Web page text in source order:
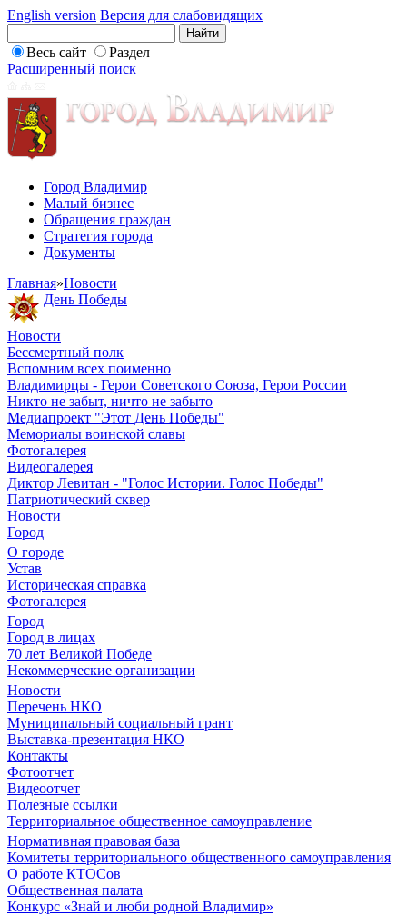
English version Версия для слабовидящих
Весь сайт
Раздел
Расширенный поиск
Город Владимир
Малый бизнес
Обращения граждан
Стратегия города
Документы
Главная»Новости
День Победы
Новости
Бессмертный полк
Вспомним всех поименно
Владимирцы - Герои Советского Союза, Герои России
Никто не забыт, ничто не забыто
Медиапроект "Этот День Победы"
Мемориалы воинской славы
Фотогалерея
Видеогалерея
Диктор Левитан - "Голос Истории. Голос Победы"
Патриотический сквер
Новости
Город
О городе
Устав
Историческая справка
Фотогалерея
Город
Город в лицах
70 лет Великой Победе
Некоммерческие организации
Новости
Перечень НКО
Муниципальный социальный грант
Выставка-презентация НКО
Контакты
Фотоотчет
Видеоотчет
Полезные ссылки
Территориальное общественное самоуправление
Нормативная правовая база
Комитеты территориального общественного самоуправления
О работе КТОСов
Общественная палата
Конкурс «Знай и люби родной Владимир»